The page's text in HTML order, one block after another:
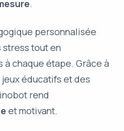
.
personnalisée
stress tout en
chaque étape. Grâce à
jeux éducatifs et des
rend
et motivant.